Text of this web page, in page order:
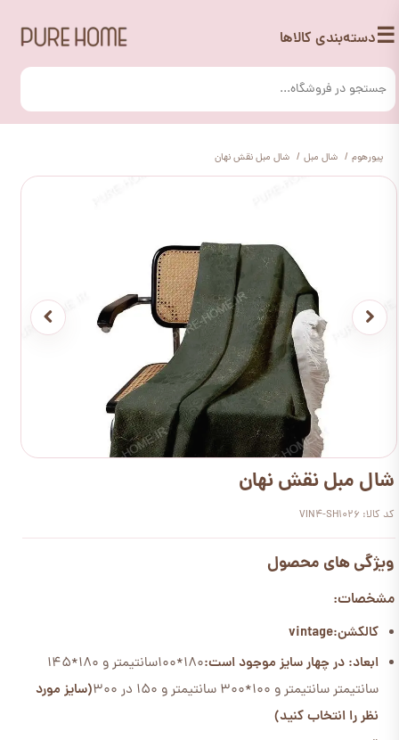
☰دسته‌بندی کالاها
پیورهوم شال مبل شال مبل نقش نهان
شال مبل نقش نهان
کد کالا: VIN4-SH1026
ویژگی های محصول
مشخصات:
کالکشن:vintage
ابعاد: در چهار سایز موجود است:
180*100سانتیمتر و 180*145
سانتیمتر سانتیمتر و 100*300 سانتیمتر و 150 در 300
(سایز مورد
نظر را انتخاب کنید)